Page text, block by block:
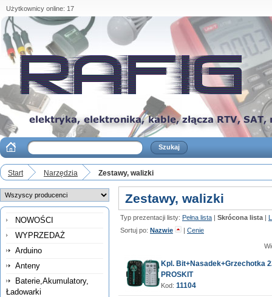
Użytkownicy online: 17
Start Narzędzia Zestawy, walizki
NOWOŚCI
WYPRZEDAŻ
Arduino
Anteny
Baterie,Akumulatory,
Ładowarki
Zestawy, walizki
Typ prezentacji listy: Pełna lista | Skrócona lista |
Sortuj po: Nazwie | Cenie
Kpl. Bit+Nasadek+Grzechotka
PROSKIT
Kod: 11104